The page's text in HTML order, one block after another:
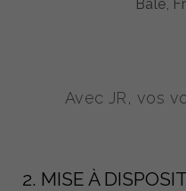
Bâle,
Avec JR, vos
2. MISE À